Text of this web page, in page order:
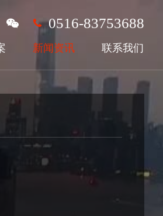
0516-83753688
新闻资讯 联系我们